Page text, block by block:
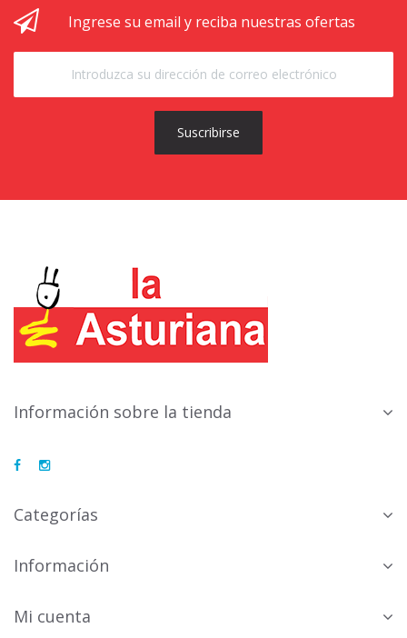
Ingrese su email y reciba nuestras ofertas
Suscribirse
Información sobre la tienda
Categorías
Información
Mi cuenta